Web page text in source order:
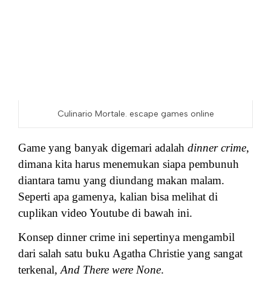
Culinario Mortale. escape games online
Game yang banyak digemari adalah dinner crime,
dimana kita harus menemukan siapa pembunuh
diantara tamu yang diundang makan malam.
Seperti apa gamenya, kalian bisa melihat di
cuplikan video Youtube di bawah ini.
Konsep dinner crime ini sepertinya mengambil
dari salah satu buku Agatha Christie yang sangat
terkenal, And There were None.